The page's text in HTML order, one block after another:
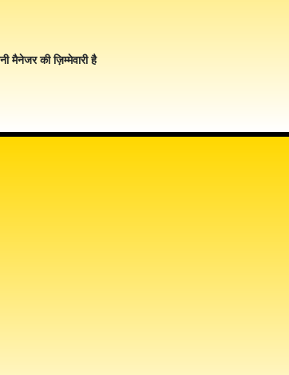
मैनेजर की ज़िम्मेवारी है